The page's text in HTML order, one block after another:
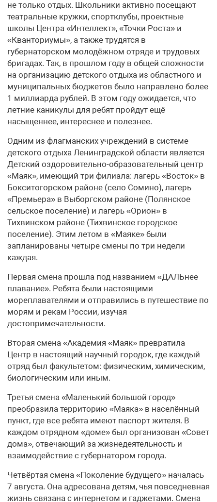
не только отдых. Школьники активно посещают
театральные кружки, спортклубы, проектные
школы Центра «Интеллект», «Точки Роста» и
«Кванториумы», а также трудятся в
губернаторском молодёжном отряде и трудовых
бригадах. Так, в прошлом году в общей сложности
на организацию детского отдыха из областного и
муниципальных бюджетов было направлено более
1 миллиарда рублей. В этом году ожидается, что
летние каникулы для ребят пройдут ещё
насыщеннее, интереснее и полезнее.
Одним из флагманских учреждений в системе
детского отдыха Ленинградской области является
Детский оздоровительно-образовательный центр
«Маяк», имеющий три филиала: лагерь «Восток» в
Бокситогорском районе (село Сомино), лагерь
«Премьера» в Выборгском районе (Полянское
сельское поселение) и лагерь «Орион» в
Тихвинском районе (Тихвинское городское
поселение). Этим летом в «Маяке» были
запланированы четыре смены по три недели
каждая.
Первая смена прошла под названием «ДАЛЬнее
плавание». Ребята были настоящими
мореплавателями и отправились в путешествие по
морям и рекам России, изучая
достопримечательности.
Вторая смена «Академия «Маяк» превратила
Центр в настоящий научный городок, где каждый
отряд был факультетом: физическим, химическим,
биологическим или иным.
Третья смена «Маленький большой город»
преобразила территорию «Маяка» в населённый
пункт, где все ребята имеют паспорт жителя. В
каждом отрядном «доме» был организован «Совет
дома», отвечающий за жизнедеятельность и
взаимодействие с губернатором города.
Четвёртая смена «Поколение будущего» началась
7 августа. Она адресована детям, чья повседневная
жизнь связана с интернетом и гаджетами. Смена